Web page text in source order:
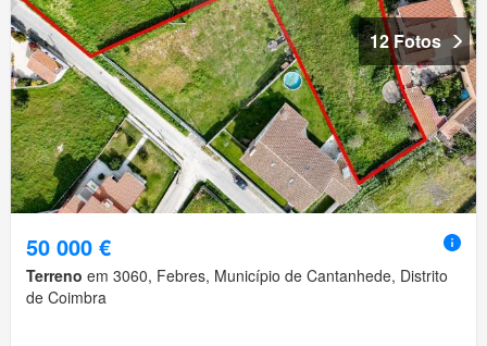
12 Fotos
50 000 €
Terreno em 3060, Febres, Município de Cantanhede, Distrito
de Coimbra